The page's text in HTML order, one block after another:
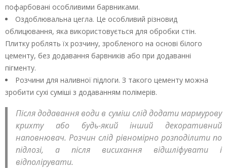
пофарбовані особливими барвниками.
Оздоблювальна цегла. Це особливий різновид
облицювання, яка використовується для обробки стін.
Плитку роблять їх розчину, зробленого на основі білого
цементу, без додавання барвників або при додаванні
пігменту.
Розчини для наливної підлоги. З такого цементу можна
зробити сухі суміші з додаванням полімерів.
Після додавання води в суміш слід додати мармурову
крихту або будь-який інший декоративний
наповнювач. Розчин слід рівномірно розподілити по
підлозі, а після висихання відшліфувати і
відполірувати.